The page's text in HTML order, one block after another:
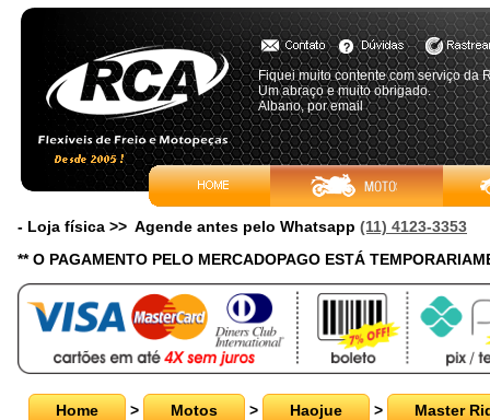
Fiquei muito contente com serviço da
Um abraço e muito obrigado.
Albano, por email
- Loja física >> Agende antes pelo Whatsapp (11) 4123-3353
** O PAGAMENTO PELO MERCADOPAGO ESTÁ
Home > Motos > Haojue > Master